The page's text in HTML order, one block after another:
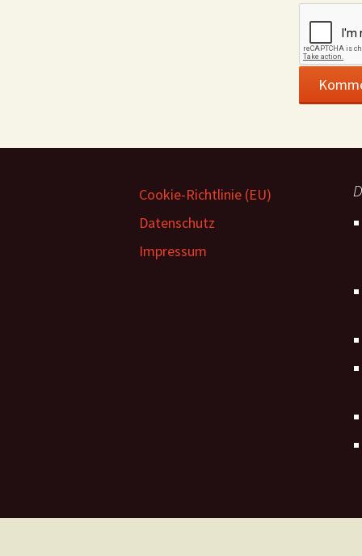
Cookie-Richtlinie (EU)
Datenschutz
Impressum